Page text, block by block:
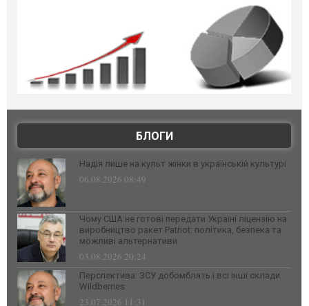
БЛОГИ
Надія лише на культ жінки в українській культурі
06.08.2026 08:49
Чому США не готові передати Україні ліцензію на
виробництво ракет Patriot: політика, безпека та
можливі альтернативи
03.08.2026 20:24
Перспектива: ЗСУ добомблять і всі інші склади
Wildberries
23.07.2026 11:31